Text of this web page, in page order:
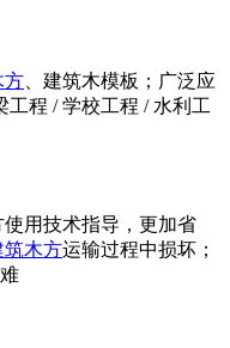
方 、建筑木模板；广泛应
工程 / 学校工程 / 水利工
用技术指导，更加省
筑木方运输过程中损坏；